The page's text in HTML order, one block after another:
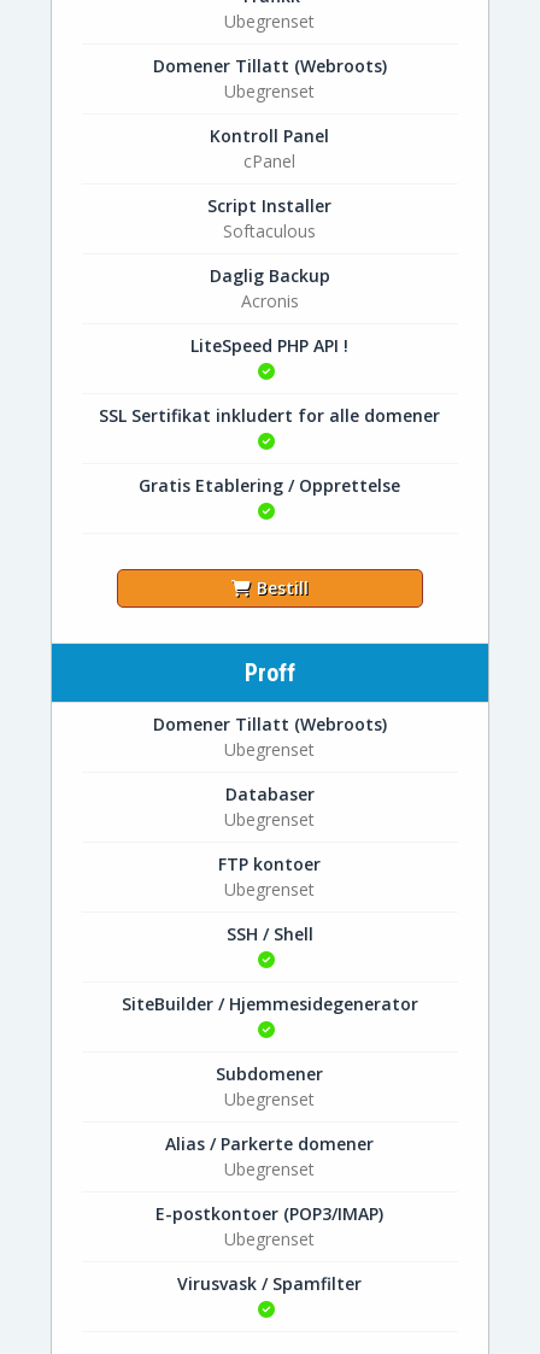
Ubegrenset
Domener Tillatt (Webroots)
Ubegrenset
Kontroll Panel
cPanel
Script Installer
Softaculous
Daglig Backup
Acronis
LiteSpeed PHP API !
SSL Sertifikat inkludert for alle domener
Gratis Etablering / Opprettelse
Bestill
Proff
Domener Tillatt (Webroots)
Ubegrenset
Databaser
Ubegrenset
FTP kontoer
Ubegrenset
SSH / Shell
SiteBuilder / Hjemmesidegenerator
Subdomener
Ubegrenset
Alias / Parkerte domener
Ubegrenset
E-postkontoer (POP3/IMAP)
Ubegrenset
Virusvask / Spamfilter